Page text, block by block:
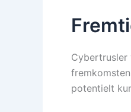
Cybertrusler
potentielt